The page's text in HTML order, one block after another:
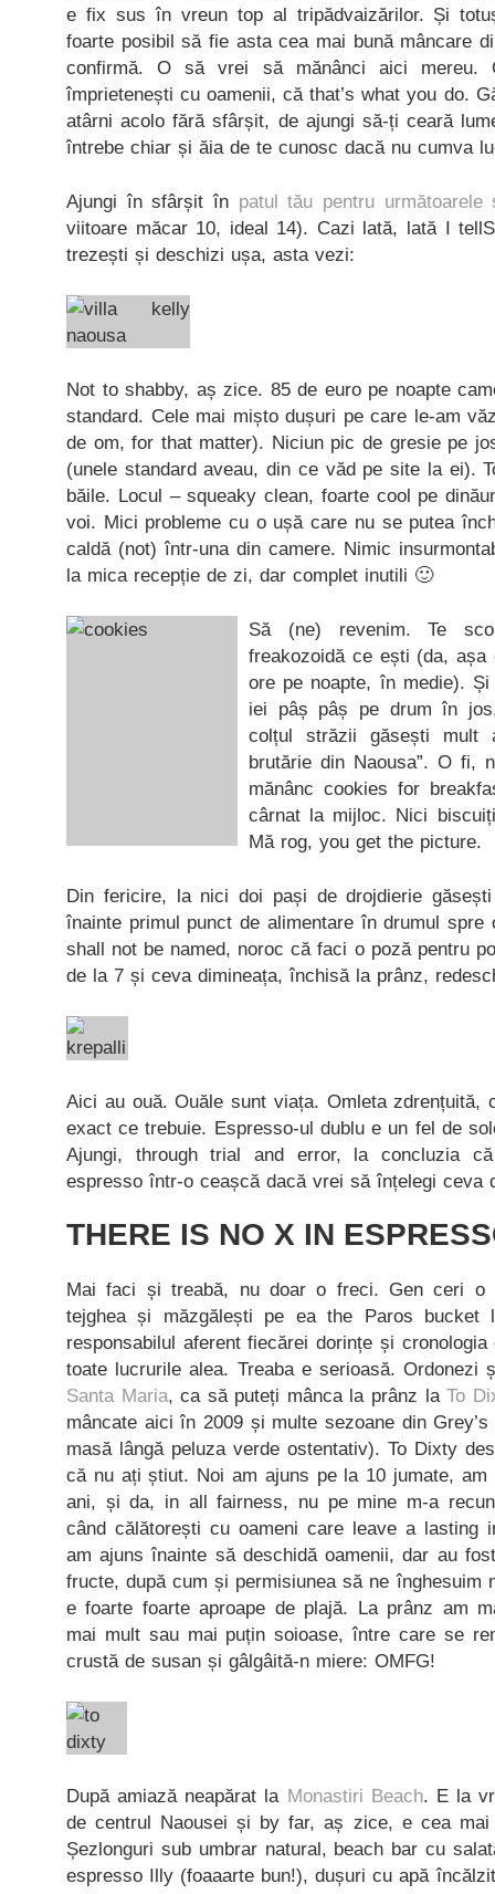
e fix sus în vreun top al tripădvaizărilor. Și
foarte posibil să fie asta cea mai bună mâncare
confirmă. O să vrei să mănânci aici
împrietenești cu oamenii, că that’s what you do.
atârni acolo fără sfârșit, de ajungi să-ți ceară
întrebe chiar și ăia de te cunosc dacă nu cumva
Ajungi în sfârșit în patul tău pentru următoarele
viitoare măcar 10, ideal 14). Cazi lată, lată I
trezești și deschizi ușa, asta vezi:
Not to shabby, aș zice. 85 de euro pe noapte
standard. Cele mai mișto dușuri pe care le-am
de om, for that matter). Niciun pic de gresie pe
(unele standard aveau, din ce văd pe site la ei).
băile. Locul – squeaky clean, foarte cool pe
voi. Mici probleme cu o ușă care nu se putea
caldă (not) într-una din camere. Nimic
la mica recepție de zi, dar complet inutili 🙂
Să (ne) revenim. Te
freakozoidă ce ești (da,
ore pe noapte, în medie).
iei pâș pâș pe drum în
colțul străzii găsești mult
brutărie din Naousa”. O fi,
mănânc cookies for
cârnat la mijloc. Nici
Mă rog, you get the picture.
Din fericire, la nici doi pași de drojdierie
înainte primul punct de alimentare în drumul spre
shall not be named, noroc că faci o poză pentru
de la 7 și ceva dimineața, închisă la prânz,
Aici au ouă. Ouăle sunt viața. Omleta zdrențuită,
exact ce trebuie. Espresso-ul dublu e un fel de
Ajungi, through trial and error, la concluzia
espresso într-o ceașcă dacă vrei să înțelegi ceva
THERE IS NO X IN
Mai faci și treabă, nu doar o freci. Gen ceri o
tejghea și măzgălești pe ea the Paros bucket
responsabilul aferent fiecărei dorințe și
toate lucrurile alea. Treaba e serioasă. Ordonezi
Santa Maria, ca să puteți mânca la prânz laTo
mâncate aici în 2009 și multe sezoane din
masă lângă peluza verde ostentativ). To Dixty
că nu ați știut. Noi am ajuns pe la 10 jumate, am
ani, și da, in all fairness, nu pe mine m-a
când călătorești cu oameni care leave a lasting
am ajuns înainte să deschidă oamenii, dar au
fructe, după cum și permisiunea să ne înghesuim
e foarte foarte aproape de plajă. La prânz am
mai mult sau mai puțin soioase, între care se
crustă de susan și gâlgâită-n miere: OMFG!
După amiază neapărat la Monastiri Beach. E la
de centrul Naousei și by far, aș zice, e cea mai
Șezlonguri sub umbrar natural, beach bar cu
espresso Illy (foaaarte bun!), dușuri cu apă